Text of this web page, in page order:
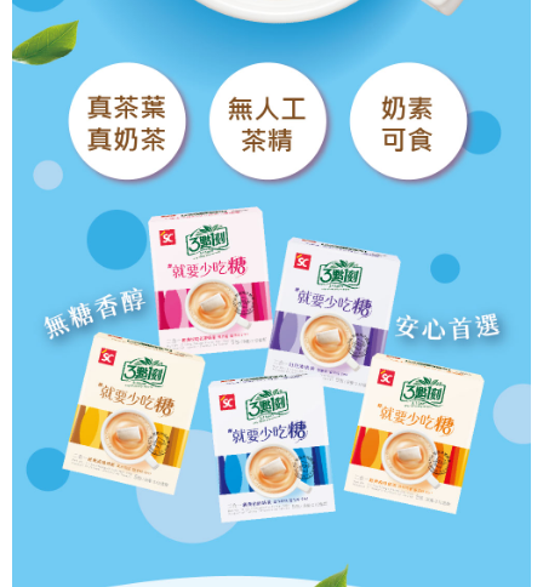
恩沛科技股份有限公司將有權停止該用戶之使用額度並採取法律行動。